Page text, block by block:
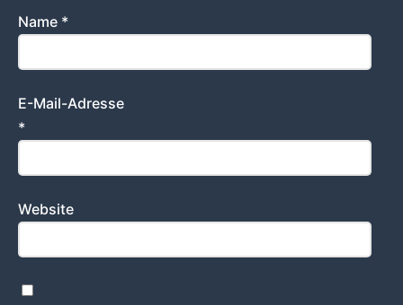
Name *
E-Mail-Adresse
*
Website